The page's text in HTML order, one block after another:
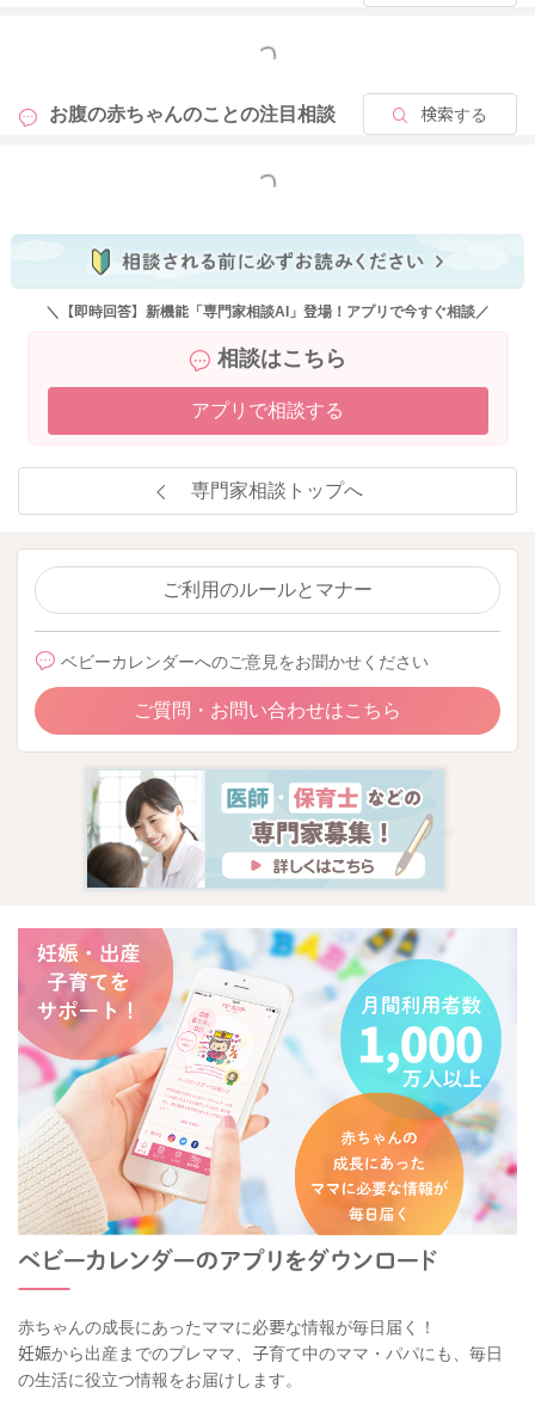
もっと見る
お腹の赤ちゃんのことの注目相談 検索する
もっと見る
＼【即時回答】新機能「専門家相談AI」登場！アプリで今すぐ相談／
相談はこちら
アプリで相談する
専門家相談トップへ
ご利用のルールとマナー
ベビーカレンダーへのご意見をお聞かせください
ご質問・お問い合わせはこちら
赤ちゃんの成長にあったママに必要な情報が毎日届く！
妊娠から出産までのプレママ、子育て中のママ・パパにも、毎日
の生活に役立つ情報をお届けします。